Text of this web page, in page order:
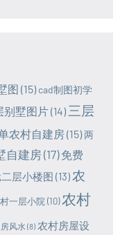
图 (15) cad制图初学
别墅图片(14) 三层
农村自建房(15)两
自建房(17) 免费
层小楼图 (13)农
一层小院(10)农村
风水 (8) 农村房屋设